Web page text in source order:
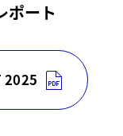
ポート
2025